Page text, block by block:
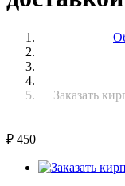
Заказать
₽ 450